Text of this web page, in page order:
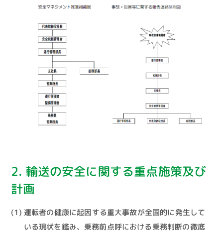
2. 輸送の安全に関する重点施策及び
計画
運転者の健康に起因する重大事故が全国的に発生して
いる現状を鑑み、乗務前点呼における乗務判断の徹底